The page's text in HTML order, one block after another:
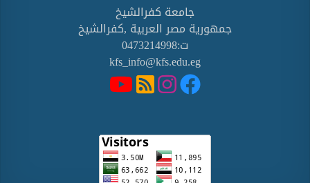
جامعة كفرالشيخ
جمهورية مصر العربية ,كفرالشيخ
ت:0473214998
kfs_info@kfs.edu.eg